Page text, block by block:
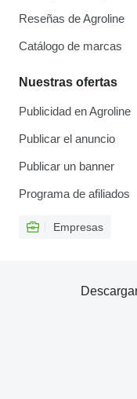
Reseñas de Agroline
Catálogo de marcas
Nuestras ofertas
Publicidad en Agroline
Publicar el anuncio
Publicar un banner
Programa de afiliados
Empresas